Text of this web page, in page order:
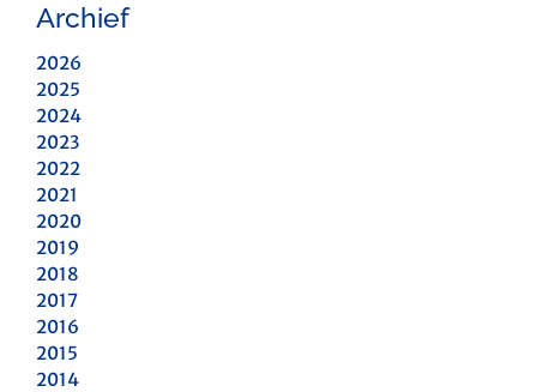
Archief
2026
2025
2024
2023
2022
2021
2020
2019
2018
2017
2016
2015
2014